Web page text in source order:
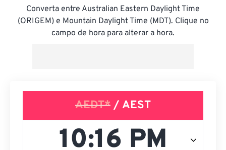
Converta entre Australian Eastern Daylight Time
(ORIGEM) e Mountain Daylight Time (MDT). Clique no
campo de hora para alterar a hora.
AEDT* / AEST